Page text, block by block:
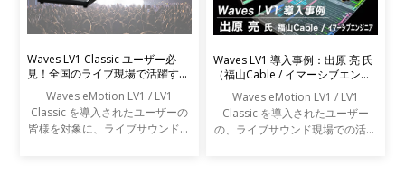
Waves LV1 Classic ユーザー必
見！全国のライブ現場で活躍する
Waves eMotion LV1 / LV1
Classic を導入されたユーザーの
皆様を対象に、ライブサウンドの
Waves LV1 導入事例：出原 亮 氏
（福山Cable / イマーシブエンジ
Waves eMotion LV1 / LV1
Classic を導入されたユーザー
の、ライブサウンド現場での活用